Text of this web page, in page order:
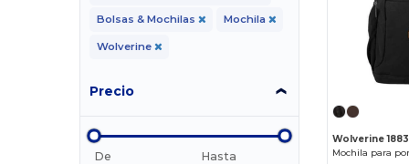
Bolsas & Mochilas Mochila
Wolverine
Precio
De
Hasta
Wolverine
Mochila para